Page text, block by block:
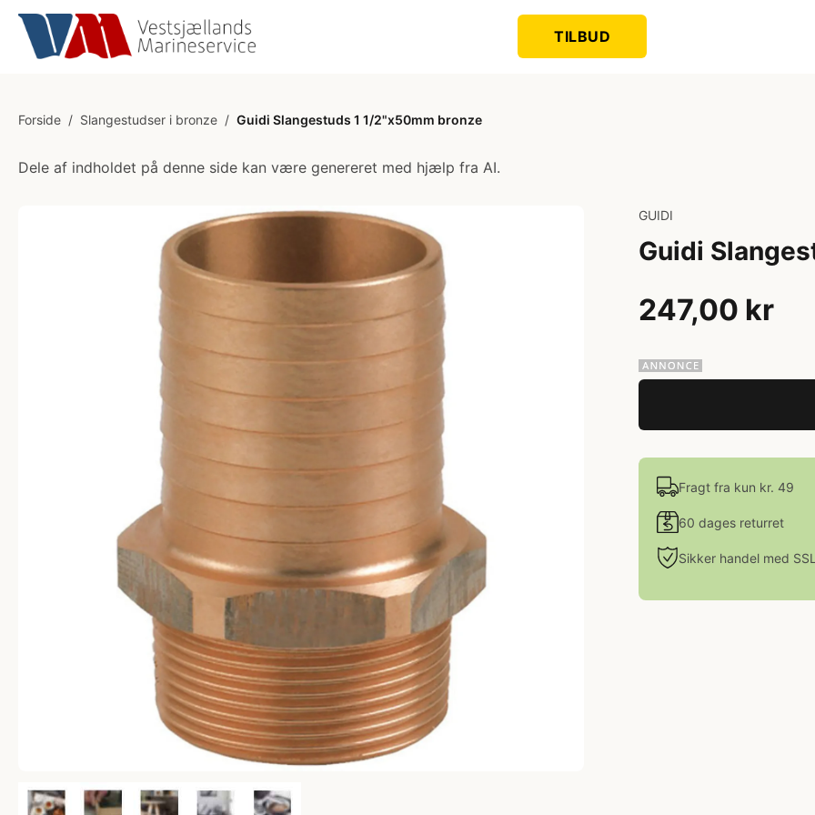
TILBUD
Forside / Slangestudser i bronze / Guidi Slangestuds 1 1/2"x50mm bronze
Dele af indholdet på denne side kan være genereret med hjælp fra AI.
GUIDI
Guidi
247,00 kr
Fragt fra kun kr. 49
60 dages returret
Sikker handel med